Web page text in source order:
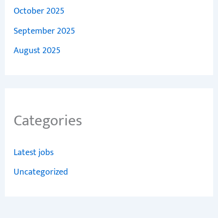
October 2025
September 2025
August 2025
Categories
Latest jobs
Uncategorized